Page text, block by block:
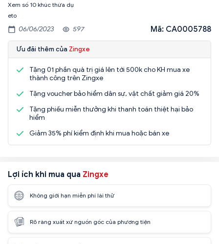
Xem số 10 khúc thừa dụ
eto
06/06/2023 597 Mã: CA0005788
Ưu đãi thêm của Zingxe
Tặng 01 phần quà trị giá lên tới 500k cho KH mua xe
thành công trên Zingxe
Tặng voucher bảo hiểm dân sự, vật chất giảm giá 20%
Tặng phiếu miễn thưởng khi thanh toán thiệt hại bảo
hiểm
Giảm 35% phí kiểm định khi mua hoặc bán xe
Lợi ích khi mua qua Zingxe
Không giới hạn miễn phí lái thử
Rõ ràng xuất xứ nguồn gốc của phương tiện